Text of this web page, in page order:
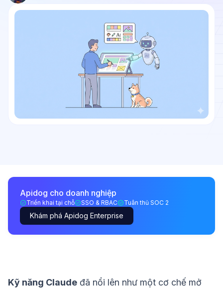
Apidog cho doanh nghiệp
Triển khai tại chỗ SSO & RBAC Tuân thủ SOC 2
Khám phá Apidog Enterprise
Kỹ năng Claude đã nổi lên như một cơ chế mở